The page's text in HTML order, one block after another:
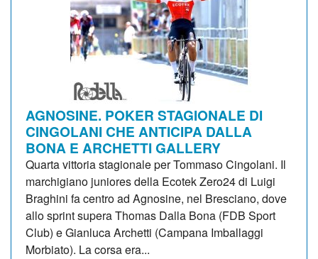
AGNOSINE. POKER STAGIONALE DI
CINGOLANI CHE ANTICIPA DALLA
BONA E ARCHETTI GALLERY
Quarta vittoria stagionale per Tommaso Cingolani. Il
marchigiano juniores della Ecotek Zero24 di Luigi
Braghini fa centro ad Agnosine, nel Bresciano, dove
allo sprint supera Thomas Dalla Bona (FDB Sport
Club) e Gianluca Archetti (Campana Imballaggi
Morbiato). La corsa era...